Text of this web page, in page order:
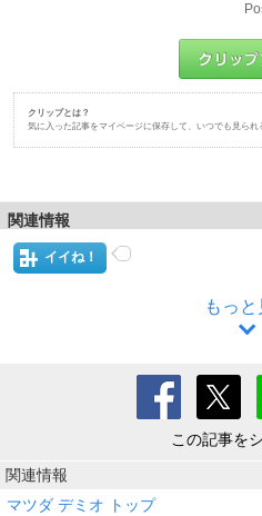
クリップとは？
気に入った記事をマイページに保存して、いつでも見られ
関連情報
イイね！
もっと
この記事を
関連情報
マツダ デミオ トップ